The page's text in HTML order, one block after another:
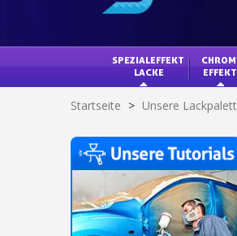
SPEZIALEFFEKT
LACKE
EFFEKT
Startseite > Unsere